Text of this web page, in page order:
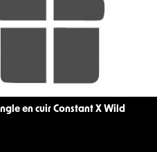
en cuir Constant X Wild